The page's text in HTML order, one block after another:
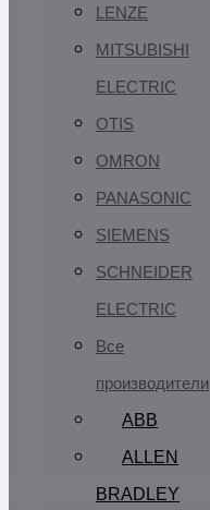
LENZE
MITSUBISHI
ELECTRIC
OTIS
OMRON
PANASONIC
SIEMENS
SCHNEIDER
ELECTRIC
Все
производители
ABB
ALLEN
BRADLEY